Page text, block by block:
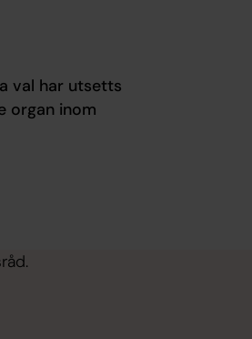
val har utsetts
organ inom